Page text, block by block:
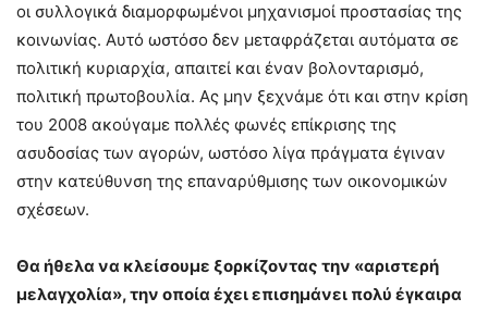
οι συλλογικά διαμορφωμένοι μηχανισμοί προστασίας της
κοινωνίας. Αυτό ωστόσο δεν μεταφράζεται αυτόματα σε
πολιτική κυριαρχία, απαιτεί και έναν βολονταρισμό,
πολιτική πρωτοβουλία. Ας μην ξεχνάμε ότι και στην κρίση
του 2008 ακούγαμε πολλές φωνές επίκρισης της
ασυδοσίας των αγορών, ωστόσο λίγα πράγματα έγιναν
στην κατεύθυνση της επαναρύθμισης των οικονομικών
σχέσεων.
Θα ήθελα να κλείσουμε ξορκίζοντας την «αριστερή
μελαγχολία», την οποία έχει επισημάνει πολύ έγκαιρα